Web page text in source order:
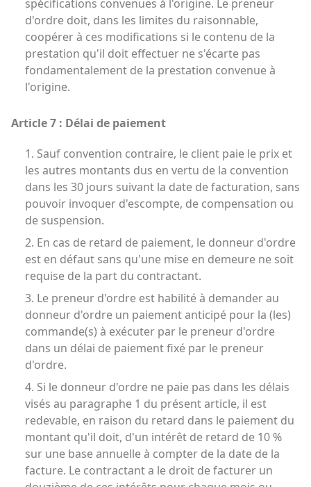
spécifications convenues à l'origine. Le preneur
d'ordre doit, dans les limites du raisonnable,
coopérer à ces modifications si le contenu de la
prestation qu'il doit effectuer ne s'écarte pas
fondamentalement de la prestation convenue à
l'origine.
Article 7 : Délai de paiement
1. Sauf convention contraire, le client paie le prix et
les autres montants dus en vertu de la convention
dans les 30 jours suivant la date de facturation, sans
pouvoir invoquer d'escompte, de compensation ou
de suspension.
2. En cas de retard de paiement, le donneur d'ordre
est en défaut sans qu'une mise en demeure ne soit
requise de la part du contractant.
3. Le preneur d'ordre est habilité à demander au
donneur d'ordre un paiement anticipé pour la (les)
commande(s) à exécuter par le preneur d'ordre
dans un délai de paiement fixé par le preneur
d'ordre.
4. Si le donneur d'ordre ne paie pas dans les délais
visés au paragraphe 1 du présent article, il est
redevable, en raison du retard dans le paiement du
montant qu'il doit, d'un intérêt de retard de 10 %
sur une base annuelle à compter de la date de la
facture. Le contractant a le droit de facturer un